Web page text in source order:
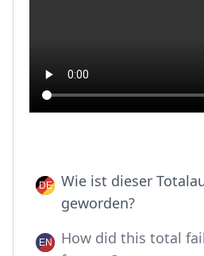
Wie ist dieser
geworden?
How did this total